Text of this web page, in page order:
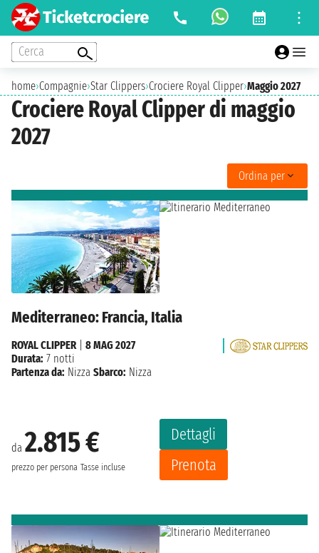
Cerca
home›Compagnie›Star Clippers›Crociere Royal Clipper›Maggio 2027
Crociere Royal Clipper di maggio
2027
Ordina per
Mediterraneo: Francia, Italia
da 2.815 €
prezzo per persona Tasse incluse
Dettagli
Prenota
ROYAL CLIPPER
8 MAG 2027
Durata: 7 notti
Partenza da: Nizza Sbarco: Nizza